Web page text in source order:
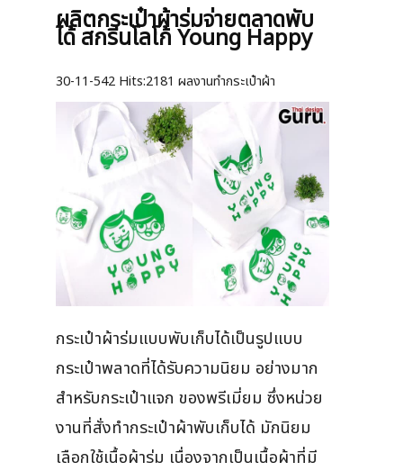
ผลิตกระเป๋าผ้าร่มจ่ายตลาดพับ
ได้ สกรีนโลโก้ Young Happy
30-11-542 Hits:2181 ผลงานทำกระเป๋าผ้า
กระเป๋าผ้าร่มแบบพับเก็บได้เป็นรูปแบบ
กระเป๋าพลาดที่ได้รับความนิยม อย่างมาก
สำหรับกระเป๋าแจก ของพรีเมี่ยม ซึ่งหน่วย
งานที่สั่งทำกระเป๋าผ้าพับเก็บได้ มักนิยม
เลือกใช้เนื้อผ้าร่ม เนื่องจากเป็นเนื้อผ้าที่มี